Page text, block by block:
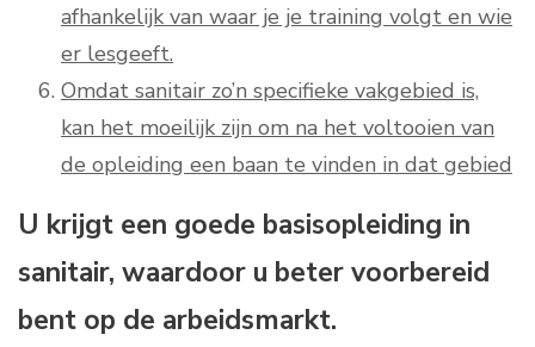
afhankelijk van waar je je training volgt en wie
er lesgeeft.
Omdat sanitair zo’n specifieke vakgebied is,
kan het moeilijk zijn om na het voltooien van
de opleiding een baan te vinden in dat gebied
U krijgt een goede basisopleiding in
sanitair, waardoor u beter voorbereid
bent op de arbeidsmarkt.